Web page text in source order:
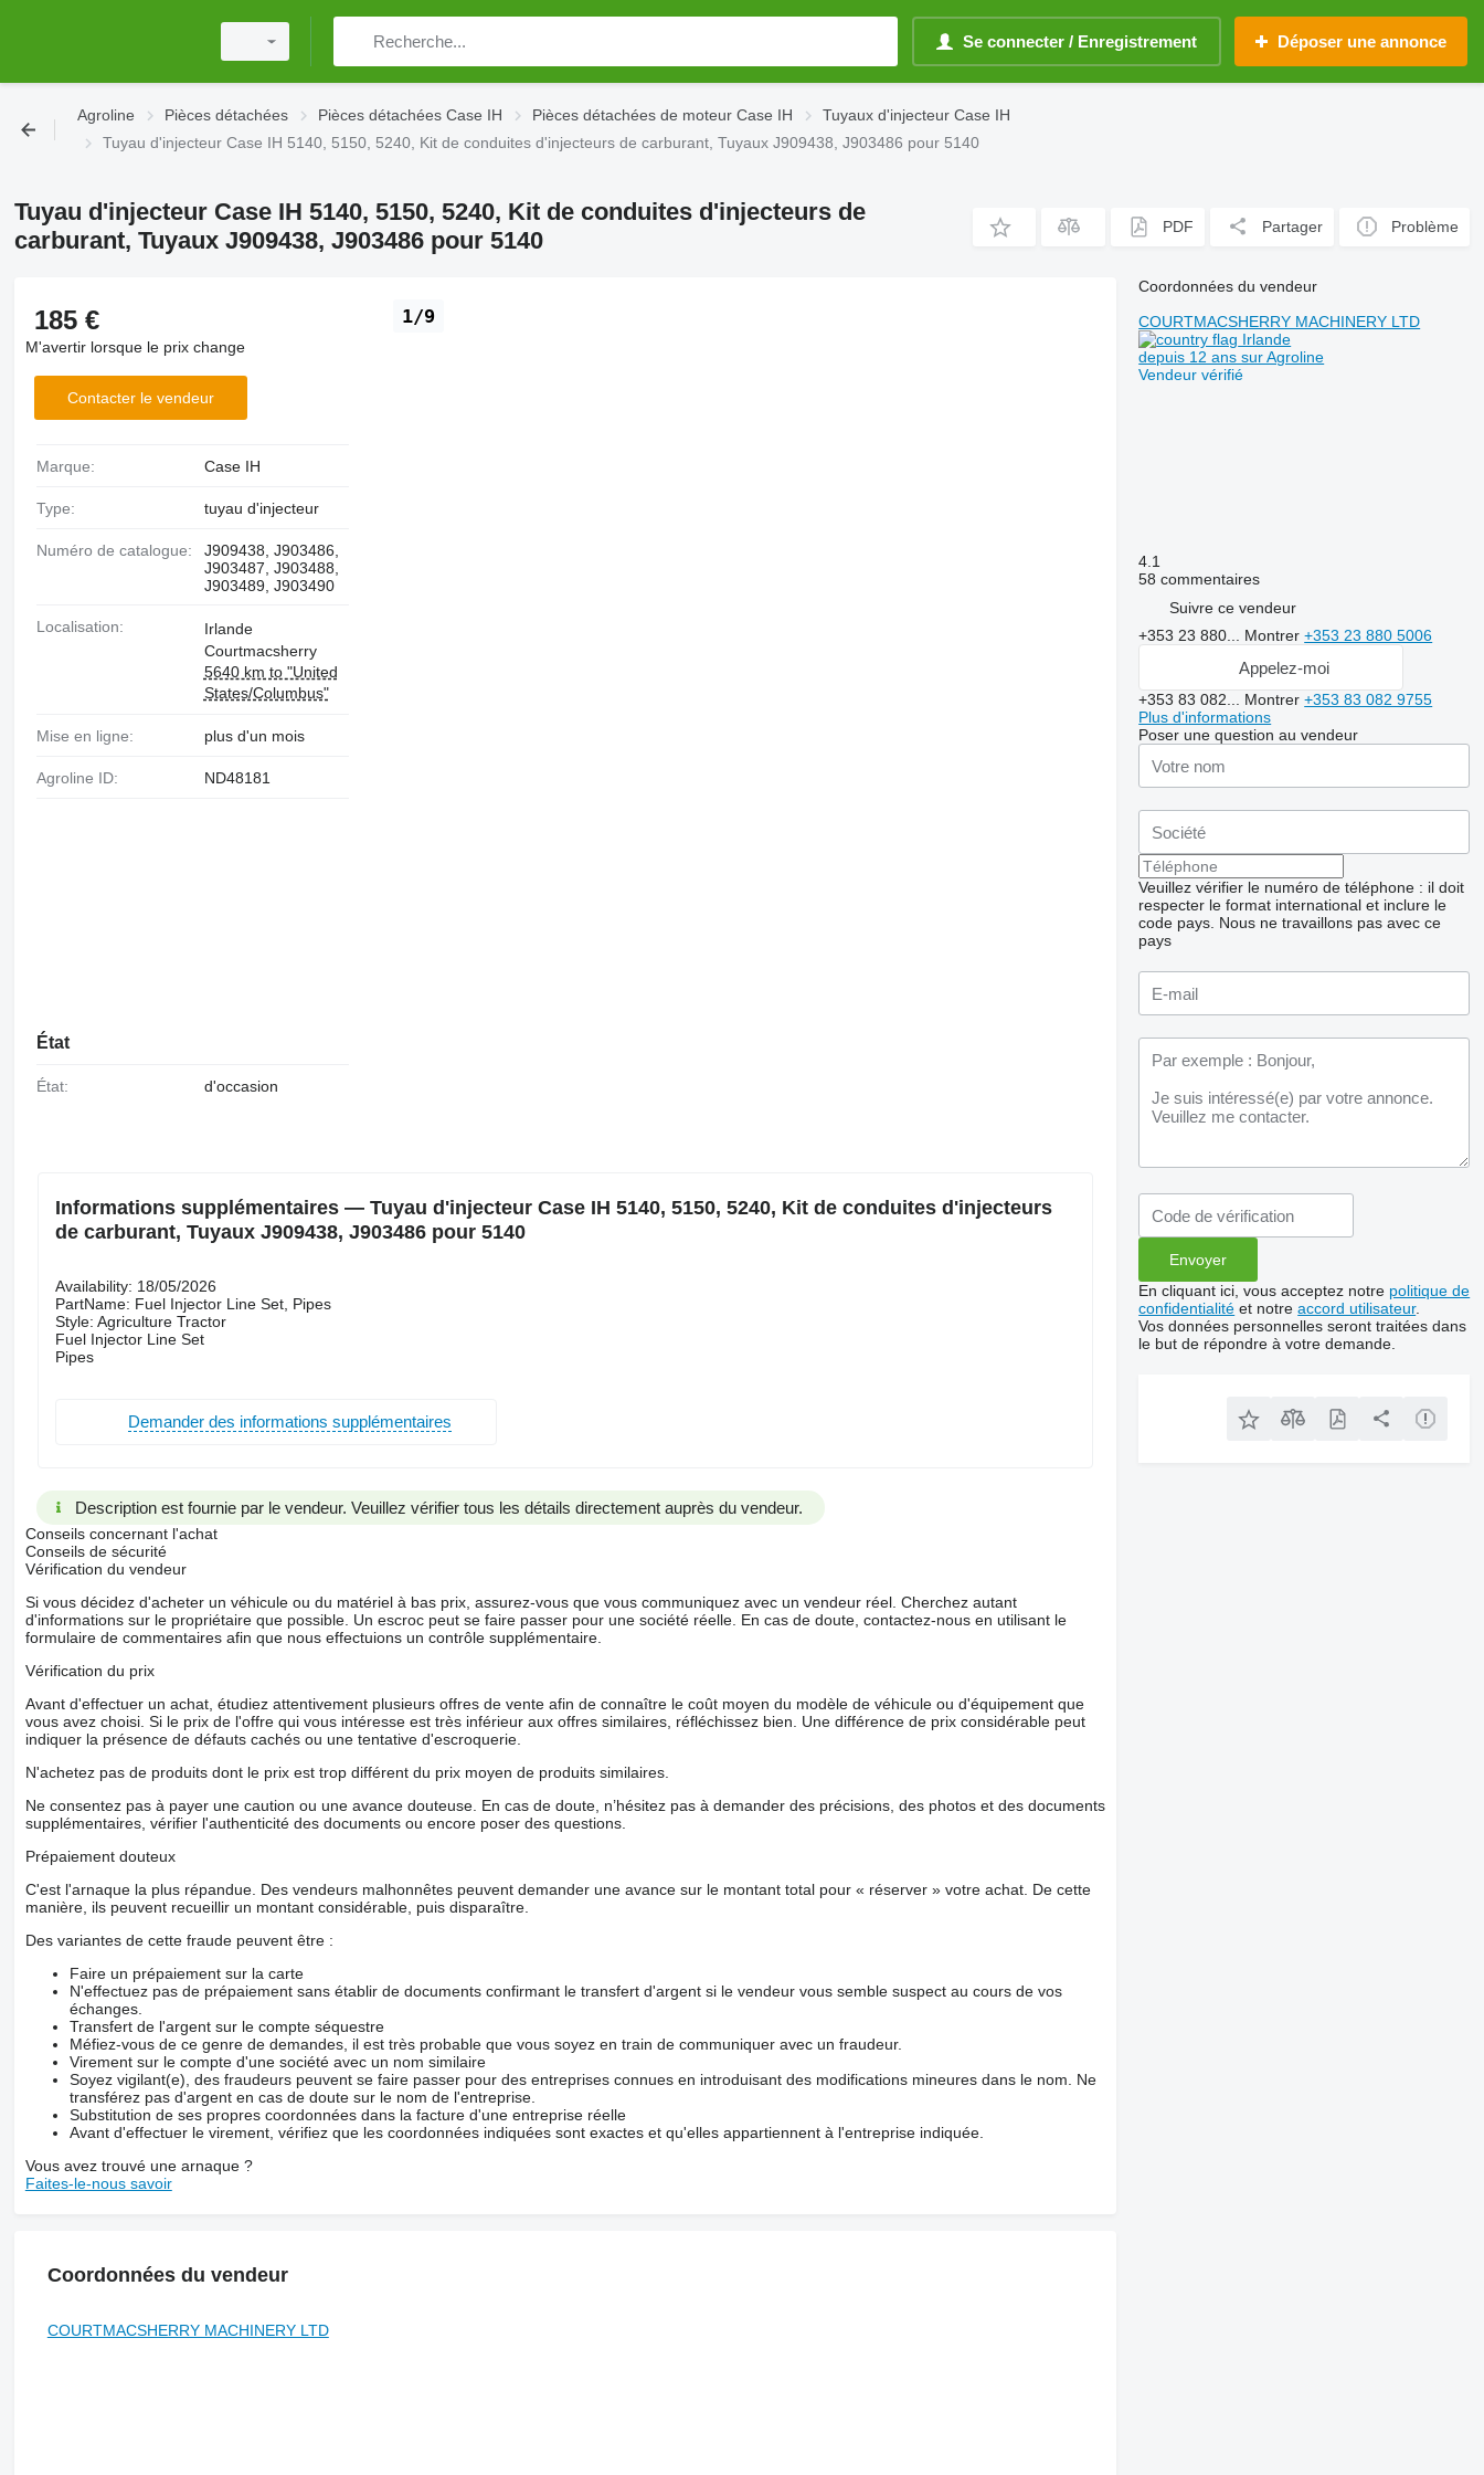
Se connecter / Enregistrement Déposer une annonce
Agroline Pièces détachées Pièces détachées Case IH Pièces détachées de moteur Case IH
Tuyaux d'injecteur Case IH
Tuyau d'injecteur Case IH 5140, 5150, 5240, Kit de conduites d'injecteurs de carburant, Tuyaux J909438, J903486 pour 5140
Tuyau d'injecteur Case IH 5140, 5150, 5240, Kit de conduites d'injecteurs de
carburant, Tuyaux J909438, J903486 pour 5140
PDF Partager Problème
1/9
185 €
M'avertir lorsque le prix change
Contacter le vendeur
Marque: Case IH
Type: tuyau d'injecteur
Numéro de catalogue:
J909438, J903486,
J903487, J903488,
J903489, J903490
Localisation:
Irlande
Courtmacsherry
5640 km to "United
States/Columbus"
Mise en ligne: plus d'un mois
Agroline ID: ND48181
État
État: d'occasion
Informations supplémentaires — Tuyau d'injecteur Case IH 5140, 5150, 5240, Kit de conduites d'injecteurs
de carburant, Tuyaux J909438, J903486 pour 5140
Availability: 18/05/2026
PartName: Fuel Injector Line Set, Pipes
Style: Agriculture Tractor
Fuel Injector Line Set
Pipes
Demander des informations supplémentaires
Description est fournie par le vendeur. Veuillez vérifier tous les détails directement auprès du vendeur.
Conseils concernant l'achat
Conseils de sécurité
Vérification du vendeur
Si vous décidez d'acheter un véhicule ou du matériel à bas prix, assurez-vous que vous communiquez avec un vendeur réel. Cherchez autant
d'informations sur le propriétaire que possible. Un escroc peut se faire passer pour une société réelle. En cas de doute, contactez-nous en utilisant le
formulaire de commentaires afin que nous effectuions un contrôle supplémentaire.
Vérification du prix
Avant d'effectuer un achat, étudiez attentivement plusieurs offres de vente afin de connaître le coût moyen du modèle de véhicule ou d'équipement que
vous avez choisi. Si le prix de l'offre qui vous intéresse est très inférieur aux offres similaires, réfléchissez bien. Une différence de prix considérable peut
indiquer la présence de défauts cachés ou une tentative d'escroquerie.
N'achetez pas de produits dont le prix est trop différent du prix moyen de produits similaires.
Ne consentez pas à payer une caution ou une avance douteuse. En cas de doute, n’hésitez pas à demander des précisions, des photos et des documents
supplémentaires, vérifier l'authenticité des documents ou encore poser des questions.
Prépaiement douteux
C'est l'arnaque la plus répandue. Des vendeurs malhonnêtes peuvent demander une avance sur le montant total pour « réserver » votre achat. De cette
manière, ils peuvent recueillir un montant considérable, puis disparaître.
Des variantes de cette fraude peuvent être :
Faire un prépaiement sur la carte
N'effectuez pas de prépaiement sans établir de documents confirmant le transfert d'argent si le vendeur vous semble suspect au cours de vos
échanges.
Transfert de l'argent sur le compte séquestre
Méfiez-vous de ce genre de demandes, il est très probable que vous soyez en train de communiquer avec un fraudeur.
Virement sur le compte d'une société avec un nom similaire
Soyez vigilant(e), des fraudeurs peuvent se faire passer pour des entreprises connues en introduisant des modifications mineures dans le nom. Ne
transférez pas d'argent en cas de doute sur le nom de l'entreprise.
Substitution de ses propres coordonnées dans la facture d'une entreprise réelle
Avant d'effectuer le virement, vérifiez que les coordonnées indiquées sont exactes et qu'elles appartiennent à l'entreprise indiquée.
Vous avez trouvé une arnaque ?
Faites-le-nous savoir
Coordonnées du vendeur
COURTMACSHERRY MACHINERY LTD
Coordonnées du vendeur
COURTMACSHERRY MACHINERY LTD
Irlande
depuis 12 ans sur Agroline
Vendeur vérifié
4.1
58 commentaires
Suivre ce vendeur
+353 23 880... Montrer+353 23 880 5006
Appelez-moi
+353 83 082... Montrer+353 83 082 9755
Plus d'informations
Poser une question au vendeur
Veuillez vérifier le numéro de téléphone : il doit
respecter le format international et inclure le
code pays. Nous ne travaillons pas avec ce
pays
En cliquant ici, vous acceptez notre politique de
confidentialité et notreaccord utilisateur.
Vos données personnelles seront traitées dans
le but de répondre à votre demande.